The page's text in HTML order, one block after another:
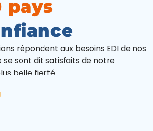
pays
répondent aux besoins EDI de nos
se sont dit satisfaits de notre
belle fierté.